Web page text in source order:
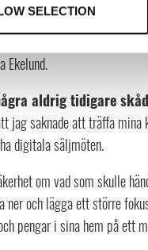
SELECTION
inomhusköket – för att
och kollegor och
Ekelund.
aldrig tidigare
jag saknade att träffa
digitala säljmöten.
om vad som skulle
ner och lägga ett större
pengar i sina hem på ett